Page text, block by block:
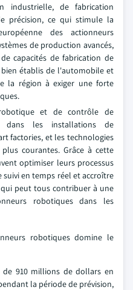
industrielle, de fabrication
précision, ce qui stimule la
des actionneurs
de production avancés,
capacités de fabrication de
établis de l'automobile et
la région à exiger une forte
et de contrôle de
dans les installations de
factories, et les technologies
courantes. Grâce à cette
optimiser leurs processus
en temps réel et accroître
peut tous contribuer à une
robotiques dans les
robotiques domine le
de 910 millions de dollars en
la période de prévision,